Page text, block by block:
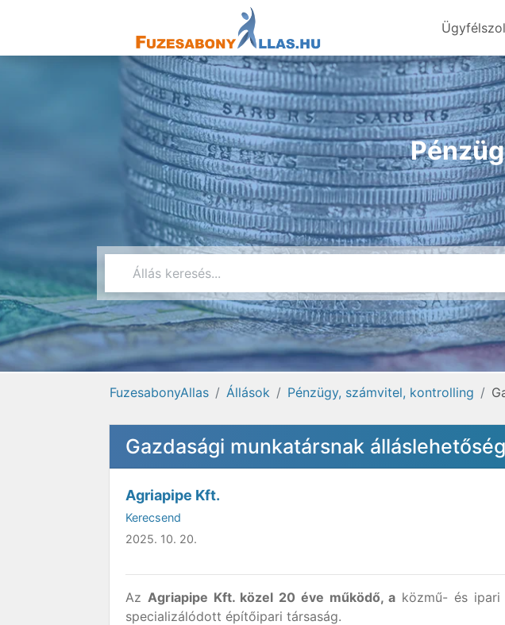
FuzesabonyAllas Állások Pénzügy, számvitel, kontrolling
Gazdasági munkatársnak
Agriapipe Kft.
Kerecsend
2025. 10. 20.
Az Agriapipe Kft. közel 20 éve működő, a közmű- és ipari
specializálódott építőipari társaság.